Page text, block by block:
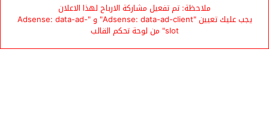
ملاحظة: تم تفعيل مشاركة الارباح لهذا الاعلان
يجب عليك تعيين "Adsense: data-ad-client" و "Adsense: data-ad-
slot" من لوحة تحكم القالب